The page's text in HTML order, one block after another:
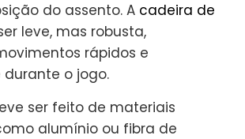
do assento. A cadeira de
leve, mas robusta,
rápidos e
o jogo.
ser feito de materiais
alumínio ou fibra de